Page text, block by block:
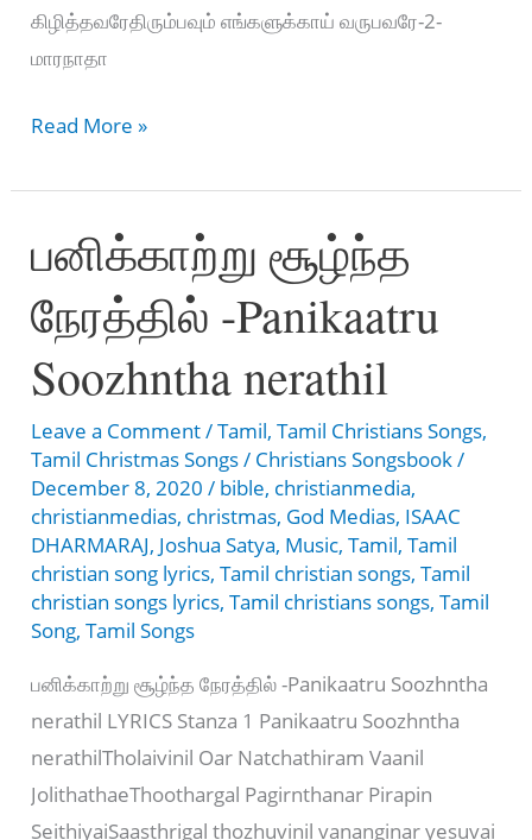
கிழித்தவரேதிரும்பவும் எங்களுக்காய் வருபவரே-2-
மாரநாதா
Maranatha
Vaarumaiya
மாரநாதா
இயேசுவே
வாருமையா
Read More »
பனிக்காற்று சூழ்ந்த
நேரத்தில் -Panikaatru
Soozhntha nerathil
Leave a Comment/Tamil,Tamil Christians Songs,
Tamil Christmas Songs/ Christians Songsbook/
December 8, 2020/ bible, christianmedia,
christianmedias, christmas, God Medias, ISAAC
DHARMARAJ, Joshua Satya, Music,Tamil,Tamil
christian song lyrics,Tamil christian songs,Tamil
christian songs lyrics,Tamil christians songs,Tamil
Song,Tamil Songs
பனிக்காற்று சூழ்ந்த நேரத்தில் -Panikaatru Soozhntha
nerathil LYRICS Stanza 1 Panikaatru Soozhntha
nerathilTholaivinil Oar Natchathiram Vaanil
JolithathaeThoothargal Pagirnthanar Pirapin
SeithiyaiSaasthrigal thozhuvinil vananginar yesuvai